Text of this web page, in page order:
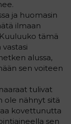
ja huomasin
ilmaan
tämä
vastasi
alussa,
sen voiteen
tulivat
ole nähnyt sitä
kovettunutta
sen